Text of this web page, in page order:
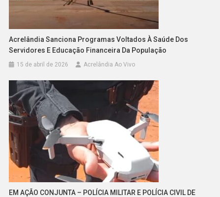
Acrelândia Sanciona Programas Voltados À Saúde Dos
Servidores E Educação Financeira Da População
15 de abril de 2026 Acrelândia Ao Vivo
EM AÇÃO CONJUNTA – POLÍCIA MILITAR E POLÍCIA CIVIL DE